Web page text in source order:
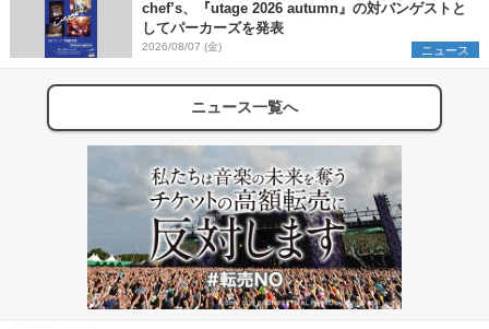
chef’s、『utage 2026 autumn』の対バンゲストと
してパーカーズを発表
2026/08/07 (金) ニュース
ニュース一覧へ